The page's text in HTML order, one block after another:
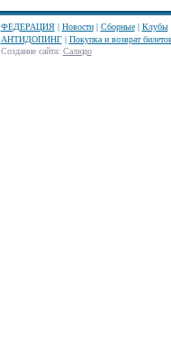
ФЕДЕРАЦИЯ| Новости| Сборные| Клубы
АНТИДОПИНГ| Покупка и возврат
Создание сайта: Салюдо